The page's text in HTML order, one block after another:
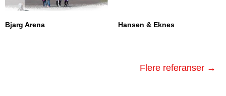
Bjarg Arena Hansen & Eknes
Flere referanser →